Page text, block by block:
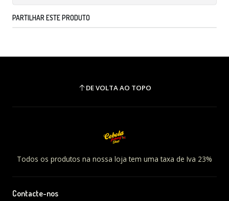
PARTILHAR ESTE PRODUTO
DE VOLTA AO TOPO
Todos os produtos na nossa loja tem uma taxa de Iva 23%
Contacte-nos